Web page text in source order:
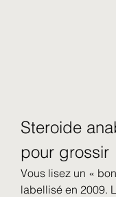
Steroide
pour grossir
Vous lisez un «
labellisé en 2009.